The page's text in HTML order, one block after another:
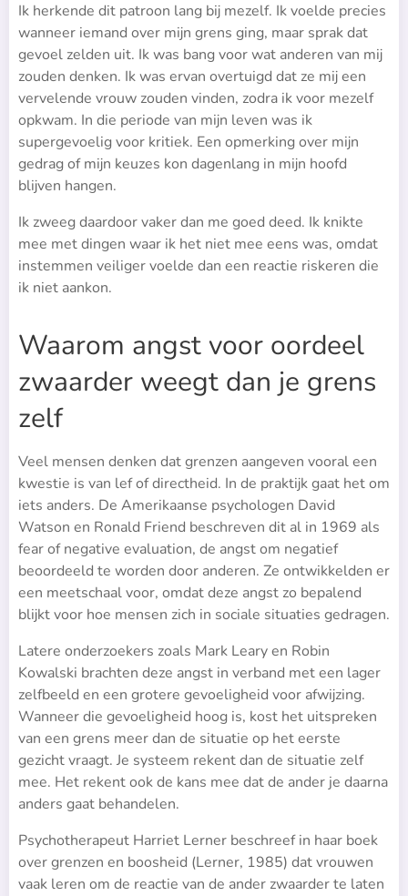
Ik herkende dit patroon lang bij mezelf. Ik voelde precies
wanneer iemand over mijn grens ging, maar sprak dat
gevoel zelden uit. Ik was bang voor wat anderen van mij
zouden denken. Ik was ervan overtuigd dat ze mij een
vervelende vrouw zouden vinden, zodra ik voor mezelf
opkwam. In die periode van mijn leven was ik
supergevoelig voor kritiek. Een opmerking over mijn
gedrag of mijn keuzes kon dagenlang in mijn hoofd
blijven hangen.
Ik zweeg daardoor vaker dan me goed deed. Ik knikte
mee met dingen waar ik het niet mee eens was, omdat
instemmen veiliger voelde dan een reactie riskeren die
ik niet aankon.
Waarom angst voor oordeel
zwaarder weegt dan je grens
zelf
Veel mensen denken dat grenzen aangeven vooral een
kwestie is van lef of directheid. In de praktijk gaat het om
iets anders. De Amerikaanse psychologen David
Watson en Ronald Friend beschreven dit al in 1969 als
fear of negative evaluation, de angst om negatief
beoordeeld te worden door anderen. Ze ontwikkelden er
een meetschaal voor, omdat deze angst zo bepalend
blijkt voor hoe mensen zich in sociale situaties gedragen.
Latere onderzoekers zoals Mark Leary en Robin
Kowalski brachten deze angst in verband met een lager
zelfbeeld en een grotere gevoeligheid voor afwijzing.
Wanneer die gevoeligheid hoog is, kost het uitspreken
van een grens meer dan de situatie op het eerste
gezicht vraagt. Je systeem rekent dan de situatie zelf
mee. Het rekent ook de kans mee dat de ander je daarna
anders gaat behandelen.
Psychotherapeut Harriet Lerner beschreef in haar boek
over grenzen en boosheid (Lerner, 1985) dat vrouwen
vaak leren om de reactie van de ander zwaarder te laten